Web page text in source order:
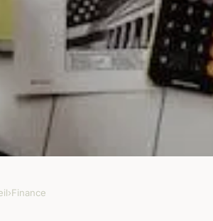
›Finance